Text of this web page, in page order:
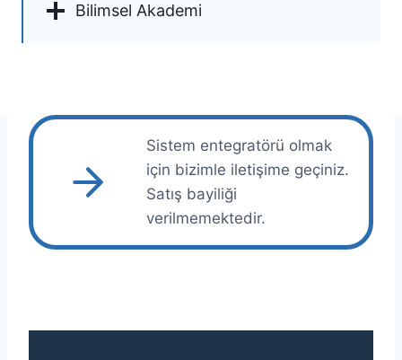
Bilimsel Akademi
Sistem entegratörü olmak
için bizimle iletişime geçiniz.
Satış bayiliği
verilmemektedir.